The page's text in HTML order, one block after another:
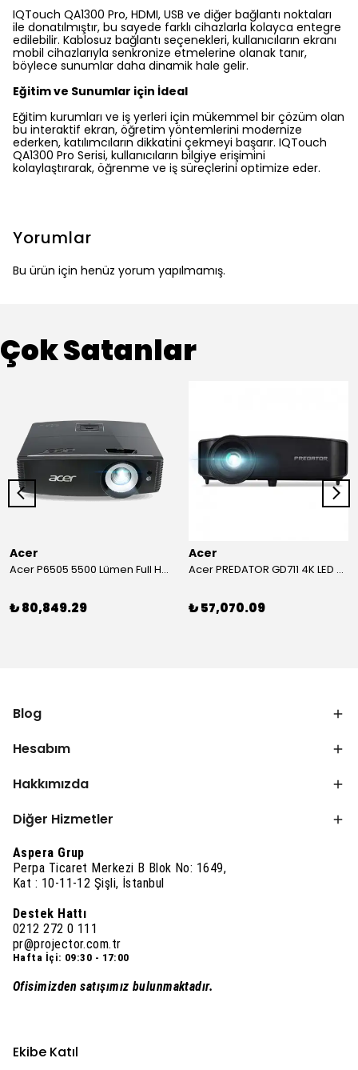
IQTouch QA1300 Pro, HDMI, USB ve diğer bağlantı noktaları
ile donatılmıştır, bu sayede farklı cihazlarla kolayca entegre
edilebilir. Kablosuz bağlantı seçenekleri, kullanıcıların ekranı
mobil cihazlarıyla senkronize etmelerine olanak tanır,
böylece sunumlar daha dinamik hale gelir.
Eğitim ve Sunumlar için İdeal
Eğitim kurumları ve iş yerleri için mükemmel bir çözüm olan
bu interaktif ekran, öğretim yöntemlerini modernize
ederken, katılımcıların dikkatini çekmeyi başarır. IQTouch
QA1300 Pro Serisi, kullanıcıların bilgiye erişimini
kolaylaştırarak, öğrenme ve iş süreçlerini optimize eder.
Yorumlar
Bu ürün için henüz yorum yapılmamış.
Çok Satanlar
Acer
Acer P6505 5500 Lümen Full HD Toplantı Odası Projeksiyonu
₺ 80,849.29
Acer
Acer PREDATOR GD711 4K LED Projeksiyon
₺ 57,070.09
Blog
Hesabım
Hakkımızda
Diğer Hizmetler
Aspera Grup
Perpa Ticaret Merkezi B Blok No: 1649,
Kat : 10-11-12 Şişli, İstanbul
Destek Hattı
0212 272 0 111
pr@projector.com.tr
Hafta İçi: 09:30 - 17:00
Ofisimizden satışımız bulunmaktadır.
Ekibe Katıl